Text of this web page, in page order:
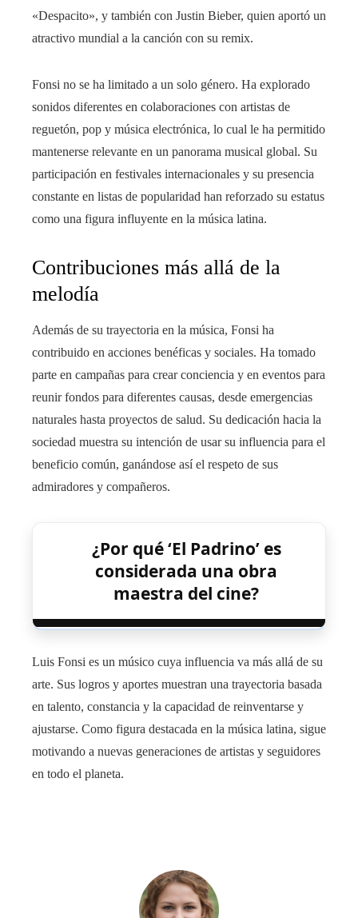
«Despacito», y también con Justin Bieber, quien aportó un
atractivo mundial a la canción con su remix.
Fonsi no se ha limitado a un solo género. Ha explorado
sonidos diferentes en colaboraciones con artistas de
reguetón, pop y música electrónica, lo cual le ha permitido
mantenerse relevante en un panorama musical global. Su
participación en festivales internacionales y su presencia
constante en listas de popularidad han reforzado su estatus
como una figura influyente en la música latina.
Contribuciones más allá de la
melodía
Además de su trayectoria en la música, Fonsi ha
contribuido en acciones benéficas y sociales. Ha tomado
parte en campañas para crear conciencia y en eventos para
reunir fondos para diferentes causas, desde emergencias
naturales hasta proyectos de salud. Su dedicación hacia la
sociedad muestra su intención de usar su influencia para el
beneficio común, ganándose así el respeto de sus
admiradores y compañeros.
¿Por qué ‘El Padrino’ es
considerada una obra
maestra del cine?
Luis Fonsi es un músico cuya influencia va más allá de su
arte. Sus logros y aportes muestran una trayectoria basada
en talento, constancia y la capacidad de reinventarse y
ajustarse. Como figura destacada en la música latina, sigue
motivando a nuevas generaciones de artistas y seguidores
en todo el planeta.